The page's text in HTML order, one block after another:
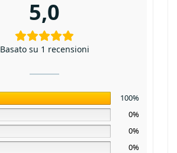
5,0
Basato su 1 recensioni
100%
0%
0%
0%